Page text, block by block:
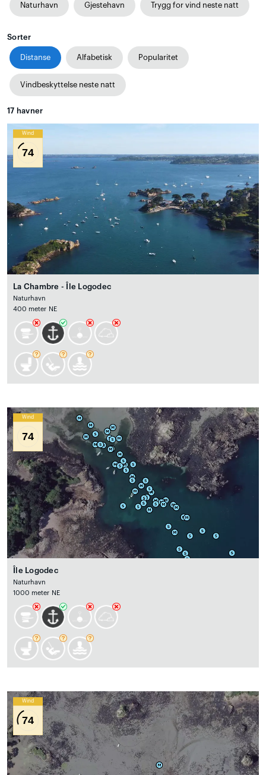
Naturhavn Gjestehavn Trygg for vind neste natt
Sorter
Distanse Alfabetisk Popularitet
Vindbeskyttelse neste natt
17 havner
Wind
74
La Chambre - Île Logodec
Naturhavn
400 meter NE
Wind
74
Île Logodec
Naturhavn
1000 meter NE
Wind
74